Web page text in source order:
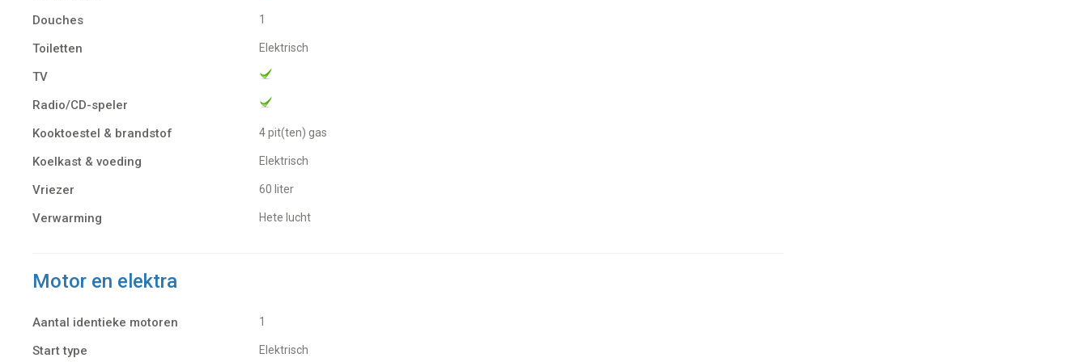
Douches
1
Toiletten Elektrisch
TV
Radio/CD-speler
Kooktoestel & brandstof
4 pit(ten) gas
Koelkast & voeding Elektrisch
Vriezer 60 liter
Verwarming Hete lucht
Motor en elektra
Aantal identieke motoren 1
Start type Elektrisch